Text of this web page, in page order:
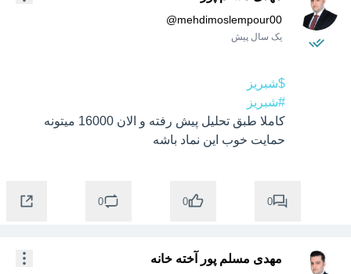
@mehdimoslempour00
یک سال پیش
$شبریز
#شبریز
حمایت خوب این نماد باشه
0
0
0
مهدی مسلم پور آخته خانه